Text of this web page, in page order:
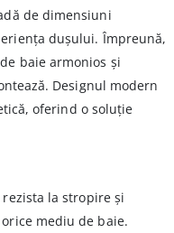
de dimensiuni
dușului. Împreună,
baie armonios și
Designul modern
oferind o soluție
la stropire și
mediu de baie.